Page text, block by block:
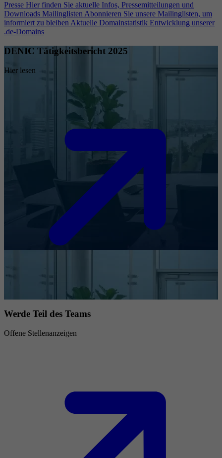
Presse Hier finden Sie aktuelle Infos, Pressemitteilungen und
Downloads Mailinglisten Abonnieren Sie unsere Mailinglisten, um
informiert zu bleiben Aktuelle Domainstatistik Entwicklung unserer
.de-Domains
DENIC Tätigkeitsbericht 2025
Hier lesen
Werde Teil des Teams
Offene Stellenanzeigen